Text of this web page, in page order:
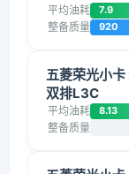
平均油耗 7.9
整备质量 920
五菱荣光小
双排L3C
平均油耗 8.13
整备质量